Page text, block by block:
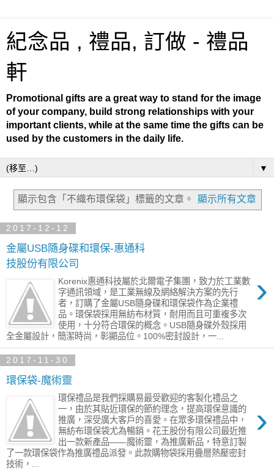
紀念品 , 禮品, 訂做 - 禮品
軒
Promotional gifts are a great way to stand for the image
of your company, build strong relationships with your
important clients, while at the same time the gifts can be
used by the customers in the daily life.
▼
顯示包含「不織布環保袋」 標籤的文章。 顯示所有文章
2017-12-12
金屬USB隨身碟和環保-惠通科
技股份有限公司
›
Korenix惠通科技屬於北爾電子集團，致力於工業數
字通訊領域，是工業無線及網絡解決方案的先行
者，訂購了金屬USB隨身碟和環保袋作為企業禮
品。環保袋採用無紡布材質，耐用而且可重複多次
使用，十分符合環保的概念。USB隨身碟外殼採用
全金屬設計，簡潔時尚，彰顯品位。100%密封設計，一...
2017-11-30
環保袋-魔術靈
›
環保禮品是我們採購易最受歡迎的客製化禮品之
一，由於其貼近環保的節約理念，提高環保意識的
推廣，深受廣大客戶的喜愛。在眾多環保禮品中，
無紡布環保袋尤為暢銷。花王股份有限公司最近推
出一款新產品——魔術靈，為推廣新品，特意訂製
了一款環保袋作為推廣禮品派發。此款購物袋採用疊層熱壓密封
技術，...